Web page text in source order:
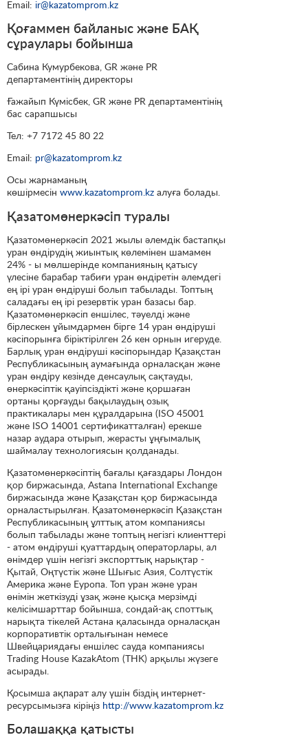
Email: ir@kazatomprom.kz
Қоғаммен байланыс және БАҚ
сұраулары бойынша
Сабина Кумурбекова, GR және PR
департаментінің директоры
Ғажайып Күмісбек, GR және PR департаментінің
бас сарапшысы
Тел: +7 7172 45 80 22
Email: pr@kazatomprom.kz
Осы жарнаманың
көшірмесін www.kazatomprom.kz алуға болады.
Қазатомөнеркәсіп туралы
Қазатомөнеркәсіп 2021 жылы әлемдік бастапқы
уран өндірудің жиынтық көлемінен шамамен
24% - ы мөлшерінде компанияның қатысу
үлесіне барабар табиғи уран өндіретін әлемдегі
ең ірі уран өндіруші болып табылады. Топтың
саладағы ең ірі резервтік уран базасы бар.
Қазатомөнеркәсіп еншілес, тәуелді және
бірлескен ұйымдармен бірге 14 уран өндіруші
кәсіпорынға біріктірілген 26 кен орнын игеруде.
Барлық уран өндіруші кәсіпорындар Қазақстан
Республикасының аумағында орналасқан және
уран өндіру кезінде денсаулық сақтауды,
өнеркәсіптік қауіпсіздікті және қоршаған
ортаны қорғауды бақылаудың озық
практикалары мен құралдарына (ISO 45001
және ISO 14001 сертификатталған) ерекше
назар аудара отырып, жерасты ұңғымалық
шаймалау технологиясын қолданады.
Қазатомөнеркәсіптің бағалы қағаздары Лондон
қор биржасында, Astana International Exchange
биржасында және Қазақстан қор биржасында
орналастырылған. Қазатомөнеркәсіп Қазақстан
Республикасының ұлттық атом компаниясы
болып табылады және топтың негізгі клиенттері
- атом өндіруші қуаттардың операторлары, ал
өнімдер үшін негізгі экспорттық нарықтар -
Қытай, Оңтүстік және Шығыс Азия, Солтүстік
Америка және Еуропа. Топ уран және уран
өнімін жеткізуді ұзақ және қысқа мерзімді
келісімшарттар бойынша, сондай-ақ споттық
нарықта тікелей Астана қаласында орналасқан
корпоративтік орталығынан немесе
Швейцариядағы еншілес сауда компаниясы
Тrading House KazakAtom (THK) арқылы жүзеге
асырады.
Қосымша ақпарат алу үшін біздің интернет-
ресурсымызға кіріңіз http://www.kazatomprom.kz
Болашаққа қатысты